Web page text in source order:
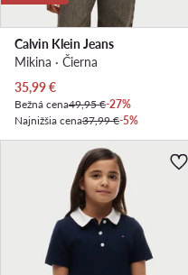
Calvin Klein Jeans
Mikina · Čierna
Aktuálna cena
35,99€
Bežná cena49,95 €-27%
Najnižšia cena37,99 €-5%